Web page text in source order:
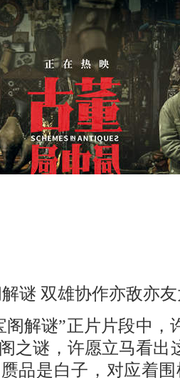
谜 双雄协作亦敌亦
阁解谜”正片片段中，
之谜，许愿立马看出
品是白子，对应着